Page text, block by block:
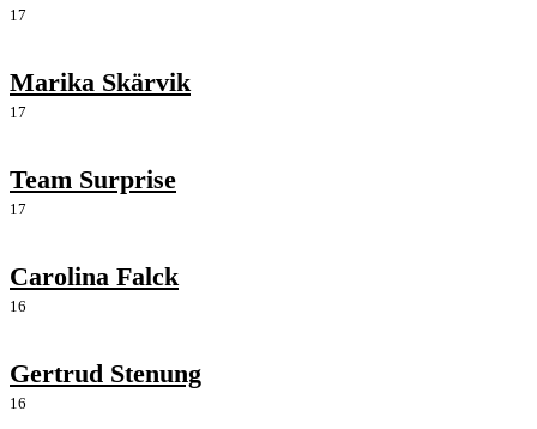
17
Marika Skärvik
17
Team Surprise
17
Carolina Falck
16
Gertrud Stenung
16